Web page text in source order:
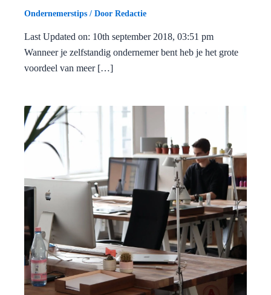
Ondernemerstips / Door Redactie
Last Updated on: 10th september 2018, 03:51 pm
Wanneer je zelfstandig ondernemer bent heb je het grote
voordeel van meer […]